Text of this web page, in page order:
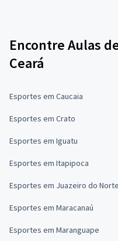
Encontre Aulas
Ceará
Esportes em Caucaia
Esportes em Crato
Esportes em Iguatu
Esportes em Itapipoca
Esportes em Juazeiro do Norte
Esportes em Maracanaú
Esportes em Maranguape